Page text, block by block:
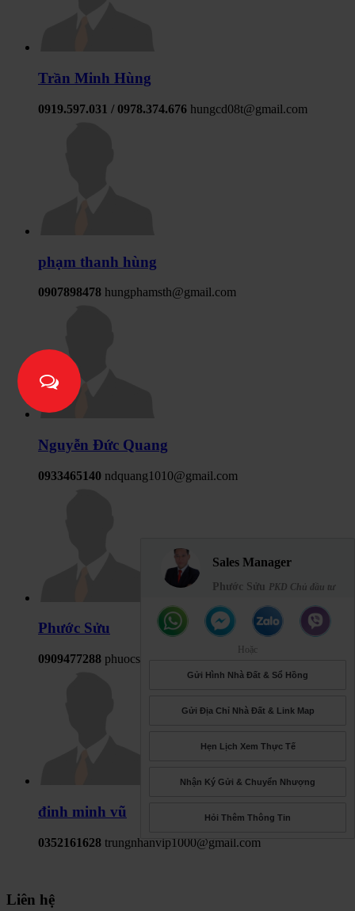
Sales Manager
Phước Sửu PKD Chủ đầu tư
Hoặc
Gửi Hình Nhà Đất & Sổ Hồng
Gửi Địa Chỉ Nhà Đất & Link Map
Hẹn Lịch Xem Thực Tế
Nhận Ký Gửi & Chuyển Nhượng
Hỏi Thêm Thông Tin
Trần Minh Hùng
0919.597.031 / 0978.374.676 hungcd08t@gmail.com
phạm thanh hùng
0907898478 hungphamsth@gmail.com
Nguyễn Đức Quang
0933465140 ndquang1010@gmail.com
Phước Sửu
0909477288 phuocsuu@yahoo.com
đinh minh vũ
0352161628 trungnhanvip1000@gmail.com
Liên hệ